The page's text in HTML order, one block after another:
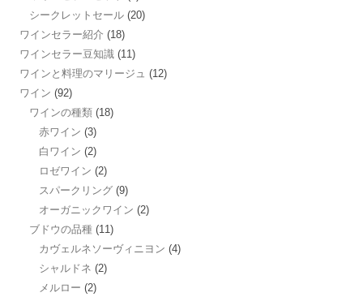
シークレットセール (20)
ワインセラー紹介 (18)
ワインセラー豆知識 (11)
ワインと料理のマリージュ (12)
ワイン (92)
ワインの種類 (18)
赤ワイン (3)
白ワイン (2)
ロゼワイン (2)
スパークリング (9)
オーガニックワイン (2)
ブドウの品種 (11)
カヴェルネソーヴィニヨン (4)
シャルドネ (2)
メルロー (2)